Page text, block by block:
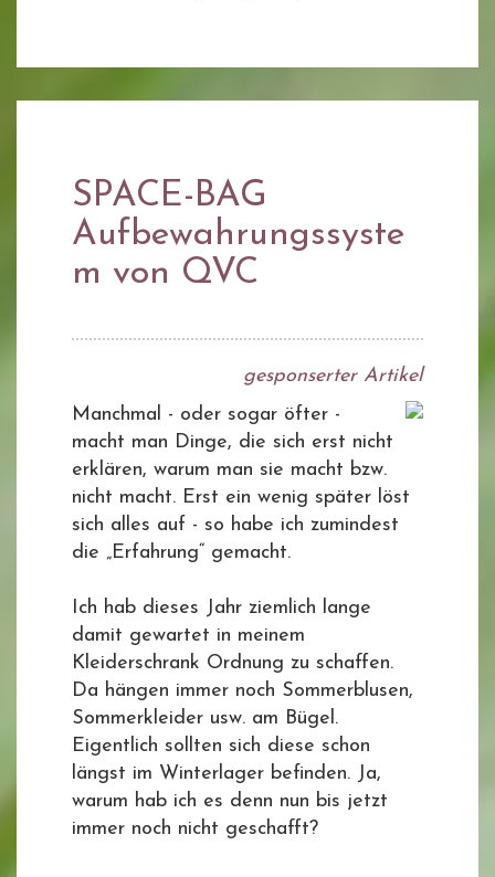
SPACE-BAG
Aufbewahrungssyste
m von QVC
gesponserter Artikel
Manchmal - oder sogar öfter -
macht man Dinge, die sich erst nicht
erklären, warum man sie macht bzw.
nicht macht. Erst ein wenig später löst
sich alles auf - so habe ich zumindest
die „Erfahrung“ gemacht.
Ich hab dieses Jahr ziemlich lange
damit gewartet in meinem
Kleiderschrank Ordnung zu schaffen.
Da hängen immer noch Sommerblusen,
Sommerkleider usw. am Bügel.
Eigentlich sollten sich diese schon
längst im Winterlager befinden. Ja,
warum hab ich es denn nun bis jetzt
immer noch nicht geschafft?